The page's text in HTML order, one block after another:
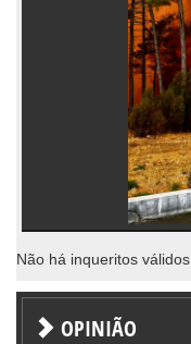
Não há inqueritos válidos.
OPINIÃO